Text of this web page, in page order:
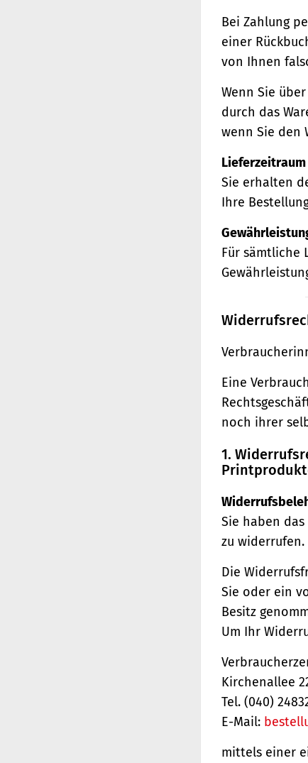
Bei Zahlung
einer
von Ihnen
Wenn Sie
durch das
wenn Sie den
Lieferzeitraum
Sie erhalten
Ihre
Für sämtliche
Eine
noch ihrer
1.
Sie haben
zu widerrufen.
Die
Sie oder ein
Besitz
Um Ihr
Kirchenallee
Tel. (040)
E-Mail:
mittels einer